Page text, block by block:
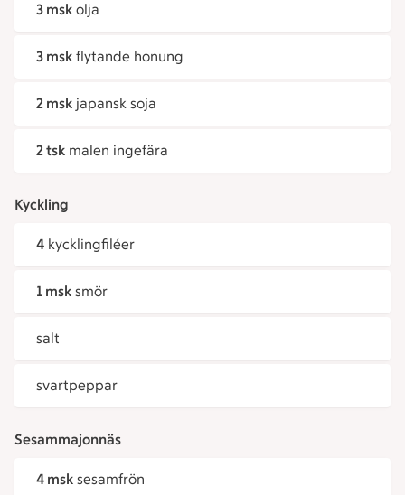
3 msk olja
3 msk flytande honung
2 msk japansk soja
2 tsk malen ingefära
Kyckling
4 kycklingfiléer
1 msk smör
salt
svartpeppar
Sesammajonnäs
4 msk sesamfrön